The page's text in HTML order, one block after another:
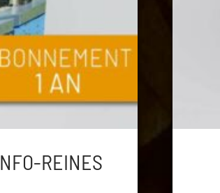
REINES